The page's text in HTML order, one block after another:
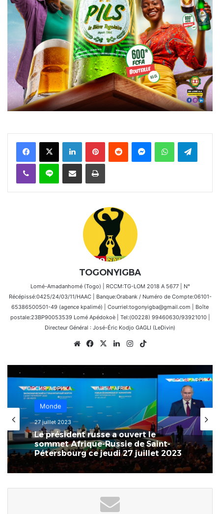
FacebookX Linkedin PinterestReddit MessengerWhatsAppTelegram
Viber Ligne Partager par email Imprimer
TOGONYIGBA
Lomé-Amadanhomé (Togo) | RCCM:TG-LOM 2018 A 5677 | N°
Récépissé:0425/24/03/11/HAAC | Banque:Orabank / Numéro de Compte:06101-
65386500501-49 (agence kpalimé) | Courriel:togonyigba@gmail.com | Boîte
postale:23BP90053539 Lomé Apédokoè | Tel:(00228) 99460630/93921010 |
Directeur Général : José-Éric Kodjo GAGLI (LeDivin)
WebsiteFacebook
X LinkedinInstagram
Monde
13 novembre 2023
Guerre Israël-Hamas | Des
milliardaires s’associent pour une
campagne médiatique pro-
israélienne et anti-Hamas
Monde
27 juillet 2023
Le président russe a ouvert le
sommet Afrique-Russie de Saint-